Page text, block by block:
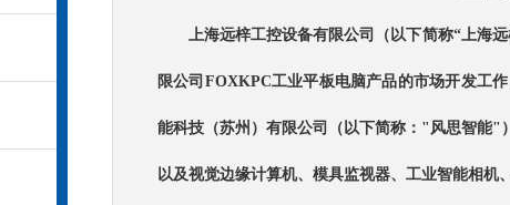
上海远梓工控设备有限公司（以下简称“上海
限公司FOXKPC工业平板电脑产品的市场开发工
能科技（苏州）有限公司 （以下简称："风思智能" ）
以及视觉边缘计算机、模具监视器、工业智能相